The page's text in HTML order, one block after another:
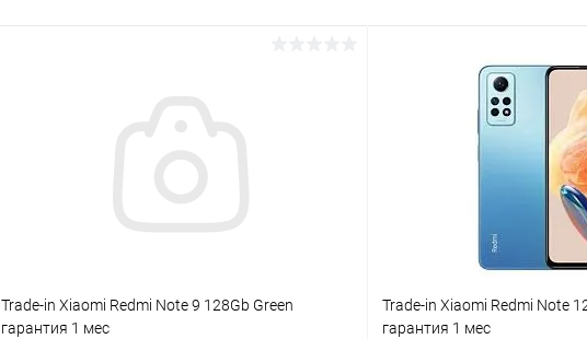
Trade-in Xiaomi Redmi Note 9 128Gb Green
гарантия 1 мес
Trade-in Xiaomi Redmi Note
гарантия 1 мес